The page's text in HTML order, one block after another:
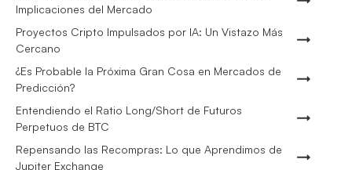
Implicaciones del Mercado
Proyectos Cripto Impulsados por IA: Un Vistazo Más
Cercano
¿Es Probable la Próxima Gran Cosa en Mercados de
Predicción?
Entendiendo el Ratio Long/Short de Futuros
Perpetuos de BTC
Repensando las Recompras: Lo que Aprendimos de
Jupiter Exchange